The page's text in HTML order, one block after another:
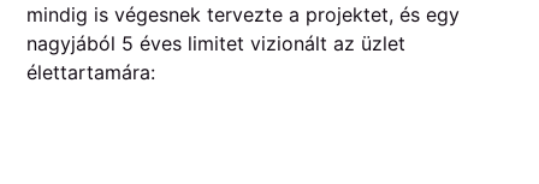
mindig is végesnek tervezte a projektet, és egy
nagyjából 5 éves limitet vizionált az üzlet
élettartamára: